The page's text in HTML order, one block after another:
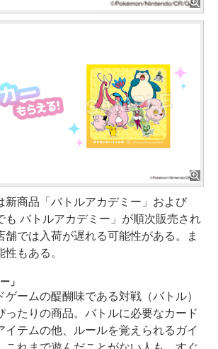
商品「バトルアカデミー」および
も バトルアカデミー」が順次販売され
舗では入荷が遅れる可能性がある。ま
もある。
」
ームの醍醐味である対戦（バトル）
ったりの商品。バトルに必要なカード
イテムの他、ルールを覚えられるガイ